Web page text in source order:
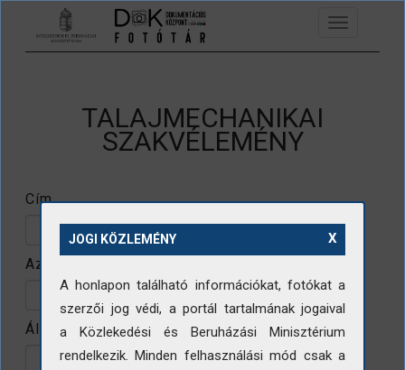
Ugrás a tartalomra
Toggle
navigation
TALAJMECHANIKAI
SZAKVÉLEMÉNY
Cím
Azonosító
Állomány
X
JOGI KÖZLEMÉNY
A honlapon található információkat, fotókat a
szerzői jog védi, a portál tartalmának jogaival
a Közlekedési és Beruházási Minisztérium
rendelkezik. Minden felhasználási mód csak a